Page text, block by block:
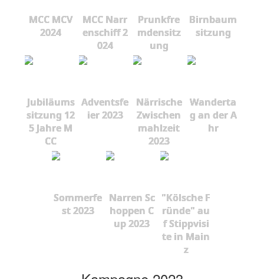
MCC MCV
2024
MCC Narr
enschiff 2
024
Prunkfre
mdensitz
ung
Birnbaum
sitzung
Jubiläums
sitzung 12
5 Jahre M
CC
Adventsfe
ier 2023
Närrische
Zwischen
mahlzeit
2023
Wanderta
g an der A
hr
Sommerfe
st 2023
Narren Sc
hoppen C
up 2023
"Kölsche F
ründe" au
f Stippvisi
te in Main
z